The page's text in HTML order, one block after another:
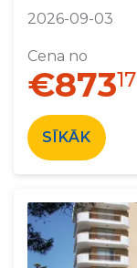
2026-09-03
Cena no
€87317
SĪKĀK